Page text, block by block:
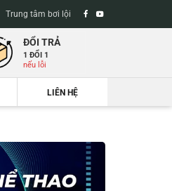
Trung tâm bơi lội
ĐỔI TRẢ
1 ĐỔI 1
nếu lỗi
LIÊN HỆ